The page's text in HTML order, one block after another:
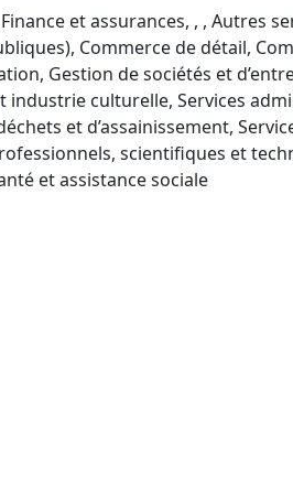
et assurances, , , Autres
Commerce de détail,
Gestion de sociétés et
industrie culturelle, Services
et d’assainissement,
scientifiques et
et assistance sociale